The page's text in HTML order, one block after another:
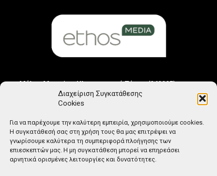
Διαχείριση Συγκατάθεσης
Cookies
Για να παρέχουμε την καλύτερη εμπειρία, χρησιμοποιούμε cookies.
Η συγκατάθεσή σας στη χρήση τους θα μας επιτρέψει να
γνωρίσουμε καλύτερα τη συμπεριφορά πλοήγησης των
επιεσκεπτών μας. Η μη συγκατάθεση μπορεί να επηρεάσει
αρνητικά ορισμένες λειτουργίες και δυνατότητες.
Μέλος Μητρώου Ηλεκτρονικού Τύπου (242225)